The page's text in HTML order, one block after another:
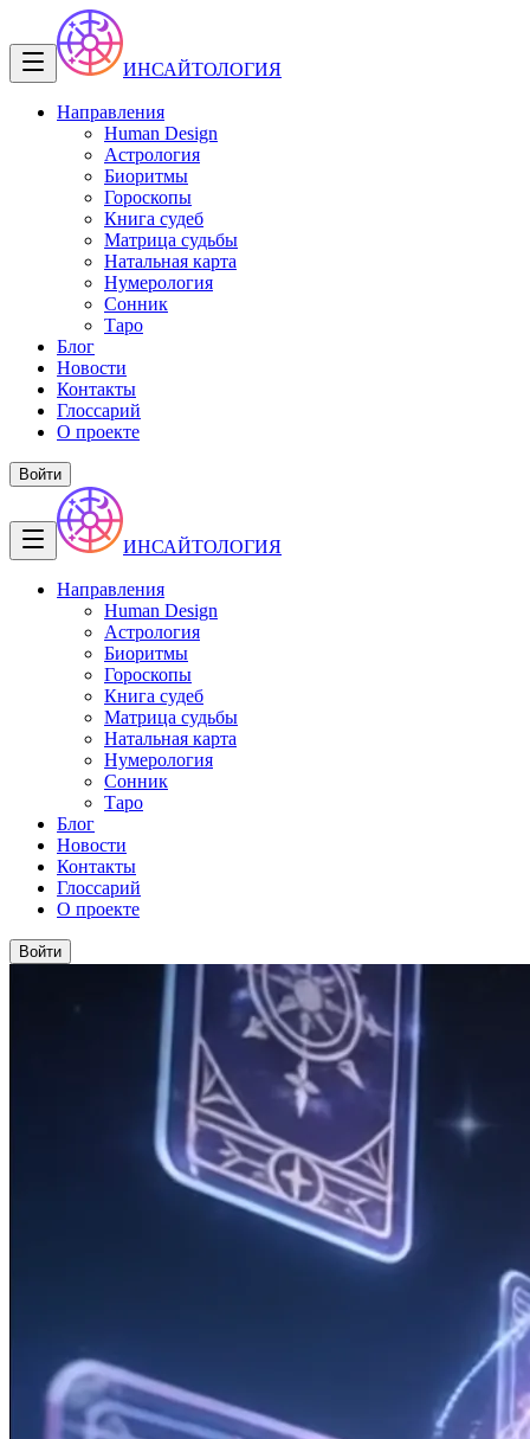
ИНСАЙТОЛОГИЯ
Направления
Human Design
Астрология
Биоритмы
Гороскопы
Книга судеб
Матрица судьбы
Натальная карта
Нумерология
Сонник
Таро
Блог
Новости
Контакты
Глоссарий
О проекте
Войти
ИНСАЙТОЛОГИЯ
Направления
Human Design
Астрология
Биоритмы
Гороскопы
Книга судеб
Матрица судьбы
Натальная карта
Нумерология
Сонник
Таро
Блог
Новости
Контакты
Глоссарий
О проекте
Войти